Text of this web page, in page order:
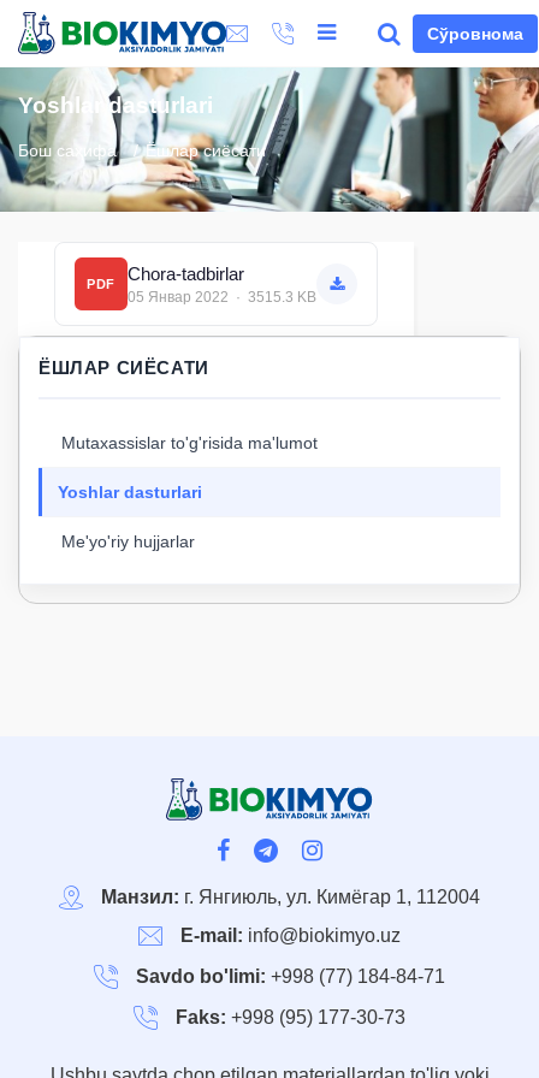
Сўровнома
Yoshlar dasturlari
Бош саҳифа Ёшлар сиёсати
PDF
Chora-tadbirlar
05 Январ 2022 · 3515.3 KB
ЁШЛАР СИЁСАТИ
Mutaxassislar to'g'risida ma'lumot
Yoshlar dasturlari
Me'yo'riy hujjarlar
Манзил: г. Янгиюль, ул. Кимёгар 1, 112004
E-mail: info@biokimyo.uz
Savdo bo'limi: +998 (77) 184-84-71
Faks: +998 (95) 177-30-73